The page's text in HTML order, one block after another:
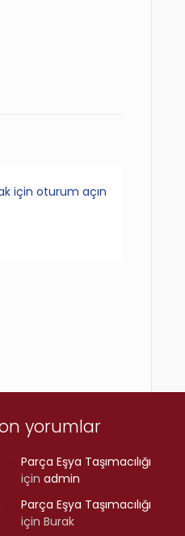
için oturum açın
yorumlar
Parça Eşya Taşımacılığı
içinadmin
Parça Eşya Taşımacılığı
içinBurak